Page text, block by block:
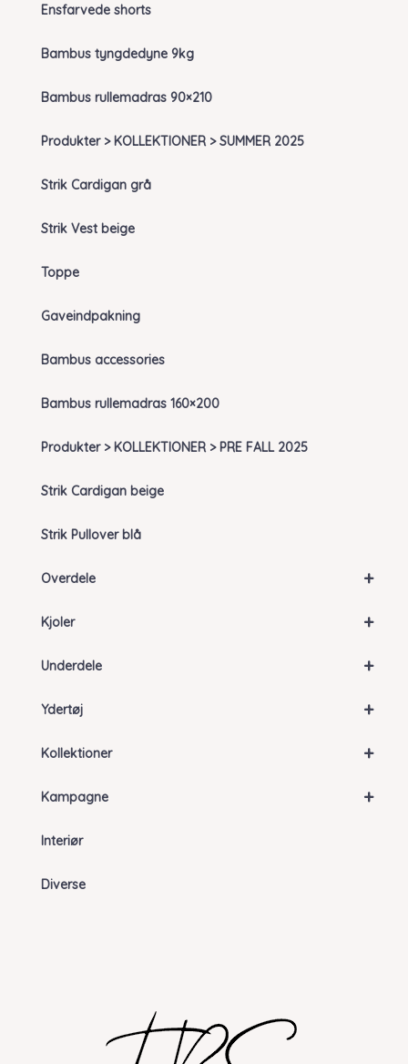
Ensfarvede shorts
Bambus tyngdedyne 9kg
Bambus rullemadras 90×210
Produkter > KOLLEKTIONER > SUMMER 2025
Strik Cardigan grå
Strik Vest beige
Toppe
Gaveindpakning
Bambus accessories
Bambus rullemadras 160×200
Produkter > KOLLEKTIONER > PRE FALL 2025
Strik Cardigan beige
Strik Pullover blå
+
Overdele
+
Kjoler
+
Underdele
+
Ydertøj
+
Kollektioner
+
Kampagne
Interiør
Diverse